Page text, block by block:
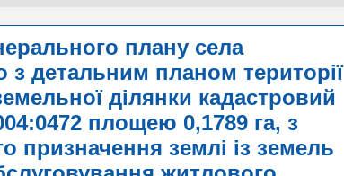
плану села
з детальним планом території
ділянки кадастровий
площею 0,1789 га, з
призначення землі із земель